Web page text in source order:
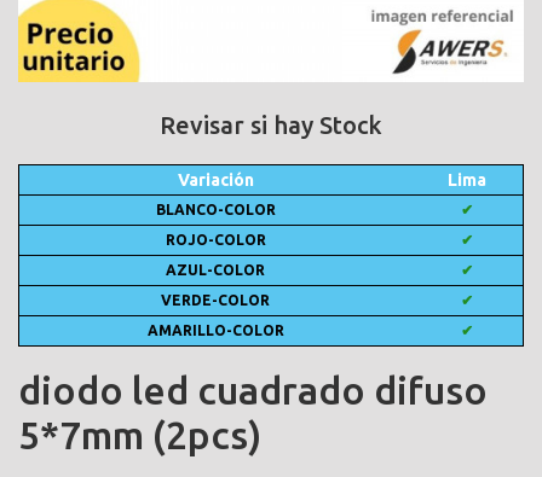
Revisar si hay Stock
Variación Lima
BLANCO-COLOR
✔
ROJO-COLOR
✔
AZUL-COLOR
✔
VERDE-COLOR
✔
AMARILLO-COLOR
✔
diodo led cuadrado difuso
5*7mm (2pcs)